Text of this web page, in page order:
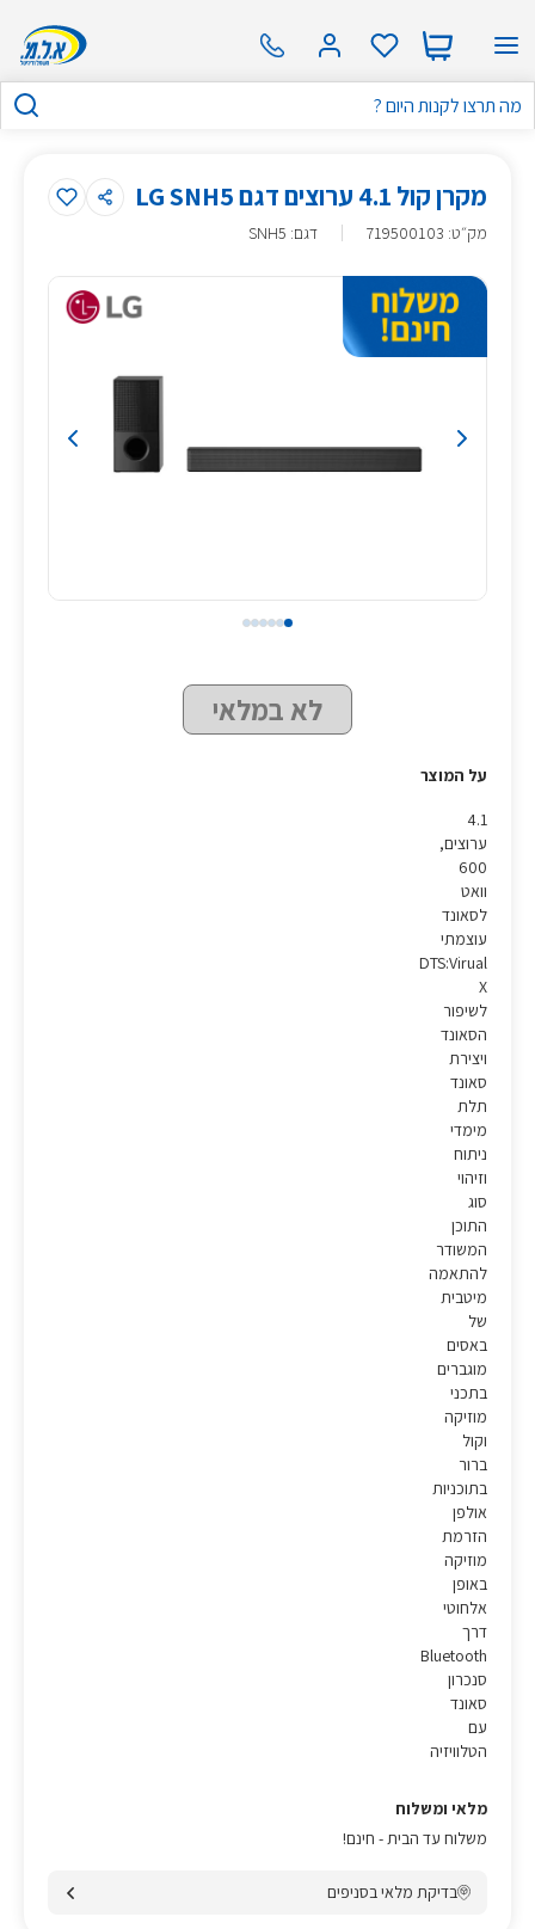
מקרן קול 4.1 ערוצים דגם LG SNH5
מק״ט:
719500103 דגם: SNH5
לא במלאי
על המוצר
4.1
ערוצים,
600
וואט
לסאונד
עוצמתי
DTS:Virual
X
לשיפור
הסאונד
ויצירת
סאונד
תלת
מימדי
ניתוח
וזיהוי
סוג
התוכן
המשודר
להתאמה
מיטבית
של
באסים
מוגברים
בתכני
מוזיקה
וקול
ברור
בתוכניות
אולפן
הזרמת
מוזיקה
באופן
אלחוטי
דרך
סנכרון
סאונד
עם
הטלוויזיה
מלאי ומשלוח
משלוח עד הבית - חינם!
בדיקת מלאי בסניפים